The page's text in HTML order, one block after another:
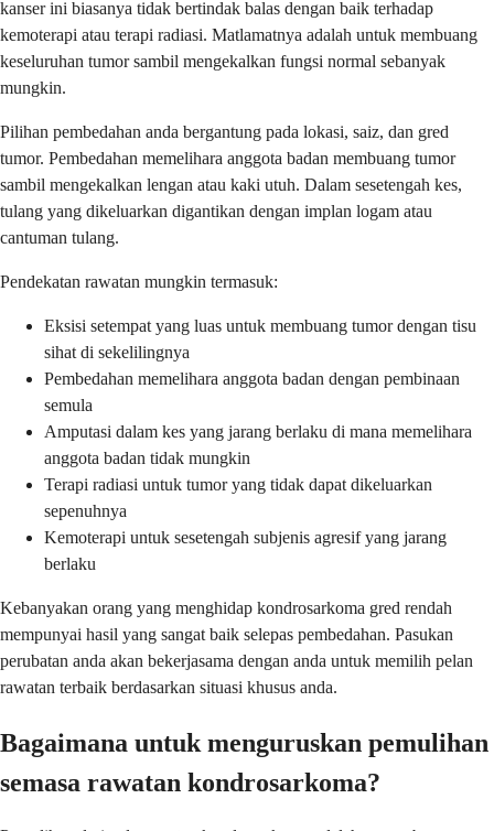
kanser ini biasanya tidak bertindak balas dengan baik terhadap
kemoterapi atau terapi radiasi. Matlamatnya adalah untuk membuang
keseluruhan tumor sambil mengekalkan fungsi normal sebanyak
mungkin.
Pilihan pembedahan anda bergantung pada lokasi, saiz, dan gred
tumor. Pembedahan memelihara anggota badan membuang tumor
sambil mengekalkan lengan atau kaki utuh. Dalam sesetengah kes,
tulang yang dikeluarkan digantikan dengan implan logam atau
cantuman tulang.
Pendekatan rawatan mungkin termasuk:
Eksisi setempat yang luas untuk membuang tumor dengan tisu
sihat di sekelilingnya
Pembedahan memelihara anggota badan dengan pembinaan
semula
Amputasi dalam kes yang jarang berlaku di mana memelihara
anggota badan tidak mungkin
Terapi radiasi untuk tumor yang tidak dapat dikeluarkan
sepenuhnya
Kemoterapi untuk sesetengah subjenis agresif yang jarang
berlaku
Kebanyakan orang yang menghidap kondrosarkoma gred rendah
mempunyai hasil yang sangat baik selepas pembedahan. Pasukan
perubatan anda akan bekerjasama dengan anda untuk memilih pelan
rawatan terbaik berdasarkan situasi khusus anda.
Bagaimana untuk menguruskan pemulihan
semasa rawatan kondrosarkoma?